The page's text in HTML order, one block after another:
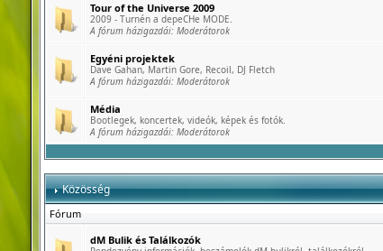
Tour of the Universe 2009
2009 - Turnén a depeCHe MODE.
A fórum házigazdái: Moderátorok
Egyéni projektek
Dave Gahan, Martin Gore, Recoil, DJ Fletch
A fórum házigazdái: Moderátorok
Média
Bootlegek, koncertek, videók, képek és fotók.
A fórum házigazdái: Moderátorok
Közösség
Fórum
dM Bulik és Találkozók